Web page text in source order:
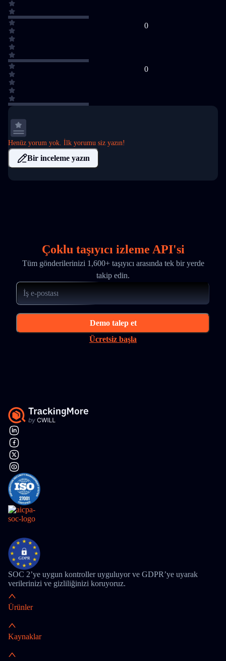
0
0
Henüz yorum yok. İlk yorumu siz yazın!
Bir inceleme yazın
Çoklu taşıyıcı izleme API'si
Tüm gönderilerinizi 1,600+ taşıyıcı arasında tek bir yerde
takip edin.
Demo talep et
Ücretsiz başla
SOC 2’ye uygun kontroller uyguluyor ve GDPR’ye uyarak
verilerinizi ve gizliliğinizi koruyoruz.
Ürünler
Kaynaklar